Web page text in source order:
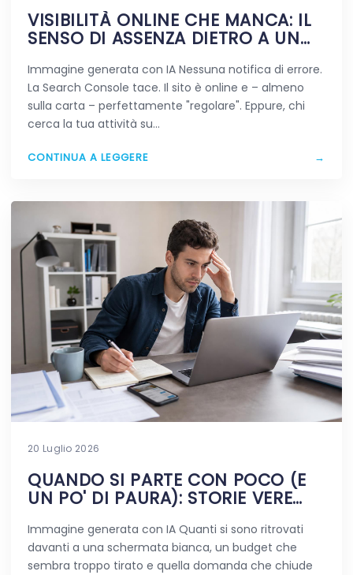
VISIBILITÀ ONLINE CHE MANCA: IL
SENSO DI ASSENZA DIETRO A UN
Immagine generata con IA Nessuna notifica di errore.
La Search Console tace. Il sito è online e – almeno
sulla carta – perfettamente "regolare". Eppure, chi
cerca la tua attività su…
CONTINUA A LEGGERE →
20 Luglio 2026
QUANDO SI PARTE CON POCO (E
UN PO' DI PAURA): STORIE VERE
Immagine generata con IA Quanti si sono ritrovati
davanti a una schermata bianca, un budget che
sembra troppo tirato e quella domanda che chiude